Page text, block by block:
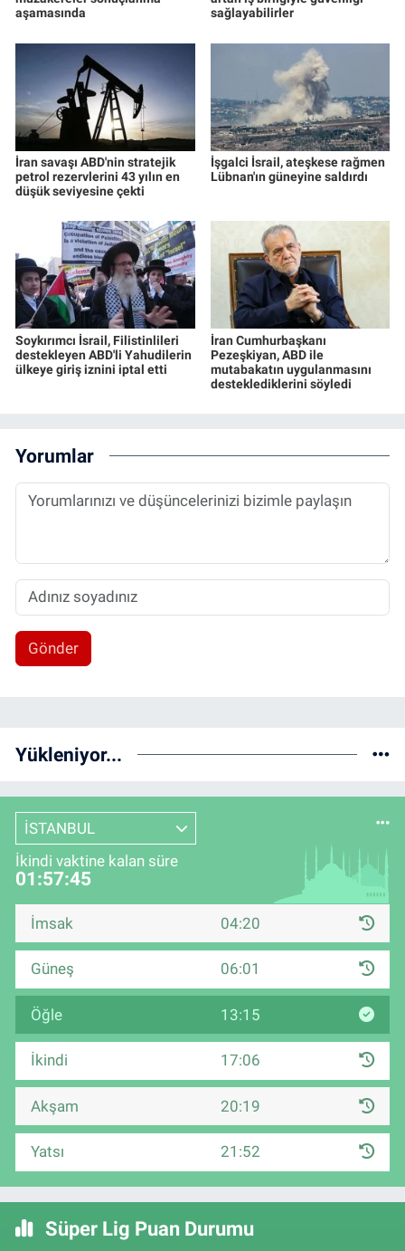
aşamasında
sağlayabilirler
İran savaşı ABD'nin stratejik
petrol rezervlerini 43 yılın en
düşük seviyesine çekti
İşgalci İsrail, ateşkese rağmen
Lübnan'ın güneyine saldırdı
Soykırımcı İsrail, Filistinlileri
destekleyen ABD'li Yahudilerin
ülkeye giriş iznini iptal etti
İran Cumhurbaşkanı
Pezeşkiyan, ABD ile
mutabakatın uygulanmasını
desteklediklerini söyledi
Yorumlar
Gönder
Yükleniyor...
İSTANBUL
İkindi vaktine kalan süre
01:57:45
İmsak 04:20
Güneş 06:01
Öğle 13:15
İkindi 17:06
Akşam 20:19
Yatsı 21:52
Süper Lig Puan Durumu